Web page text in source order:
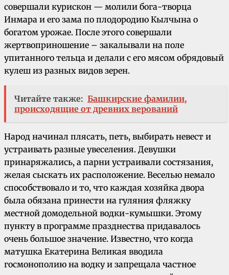
совершали курискон — молили бога-творца
Инмара и его зама по плодородию Кылчына о
богатом урожае. После этого совершали
жертвоприношение – закалывали на поле
упитанного тельца и делали с его мясом обрядовый
кулеш из разных видов зерен.
Читайте также: Башкирские фамилии,
происходящие от древних верований
Народ начинал плясать, петь, выбирать невест и
устраивать разные увеселения. Девушки
принаряжались, а парни устраивали состязания,
желая сыскать их расположение. Веселью немало
способствовало и то, что каждая хозяйка двора
была обязана принести на гуляния фляжку
местной домодельной водки-кумышки. Этому
пункту в программе празднества придавалось
очень большое значение. Известно, что когда
матушка Екатерина Великая вводила
госмонополию на водку и запрещала частное